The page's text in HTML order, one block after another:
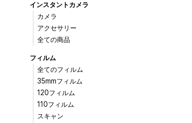
インスタントカメラ
カメラ
アクセサリー
全ての商品
フィルム
全てのフィルム
35mmフィルム
120フィルム
110フィルム
スキャン